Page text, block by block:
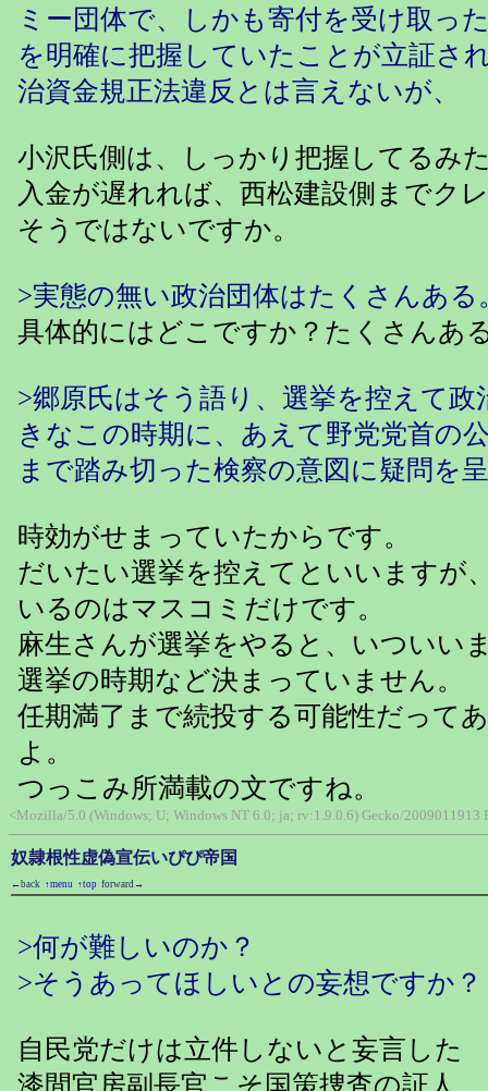
ミー団体で、しかも寄付を受け取っ
を明確に把握していたことが立証さ
治資金規正法違反とは言えないが、
小沢氏側は、しっかり把握してるみ
入金が遅れれば、西松建設側までク
そうではないですか。
>実態の無い政治団体はたくさんある
具体的にはどこですか？たくさんあ
>郷原氏はそう語り、選挙を控えて政
きなこの時期に、あえて野党党首の
まで踏み切った検察の意図に疑問を
時効がせまっていたからです。
だいたい選挙を控えてといいますが
いるのはマスコミだけです。
麻生さんが選挙をやると、いついい
選挙の時期など決まっていません。
任期満了まで続投する可能性だって
よ。
つっこみ所満載の文ですね。
<Mozilla/5.0 (Windows; U; Windows NT 6.0; ja; rv:1.9.0.6) Gecko/2009011913
奴隷根性虚偽宣伝いぴぴ帝国
←back ↑menu ↑top forward→
>何が難しいのか？
>そうあってほしいとの妄想ですか？
自民党だけは立件しないと妄言した